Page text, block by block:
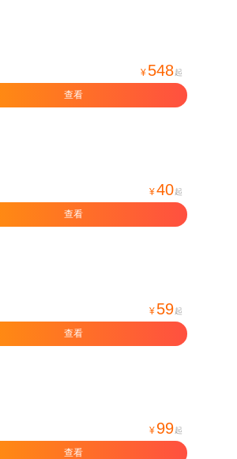
¥ 548 起
查看
¥40 起
查看
¥ 59 起
查看
¥ 99 起
查看